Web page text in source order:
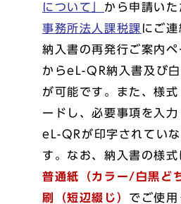
について」 から申請いた
事務所法人課税課 にご連
納入書の再発行ご案内
からeL-QR納入書及び
が可能です。また、様
ードし、必要事項を入力
eL-QRが印字されてい
す。なお、納入書の様式
普通紙（カラー/白黒ど
刷（短辺綴じ） でご使用